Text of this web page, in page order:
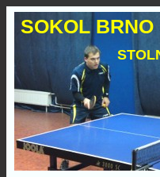
SOKOL BRNO